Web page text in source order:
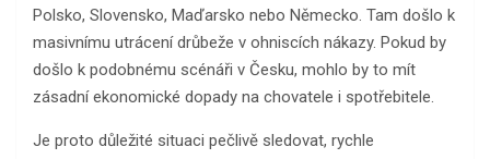
Polsko, Slovensko, Maďarsko nebo Německo. Tam došlo k
masivnímu utrácení drůbeže v ohniscích nákazy. Pokud by
došlo k podobnému scénáři v Česku, mohlo by to mít
zásadní ekonomické dopady na chovatele i spotřebitele.
Je proto důležité situaci pečlivě sledovat, rychle